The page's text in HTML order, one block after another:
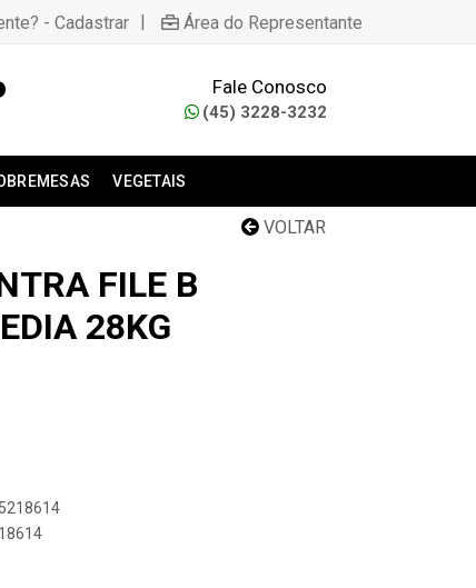
- Cadastrar | Área do Representante
Fale Conosco
(45) 3228-3232
VEGETAIS
VOLTAR
FILE B
28KG